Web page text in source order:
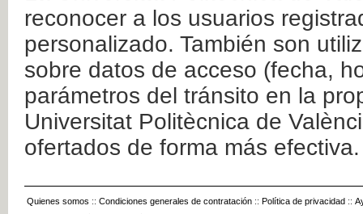
reconocer a los usuarios
personalizado. También son
sobre datos de acceso (fecha,
parámetros del tránsito en la
Universitat Politècnica de
ofertados de forma más efectiva.
Quienes somos :: Condiciones generales de contratación :: Política de privacidad ::